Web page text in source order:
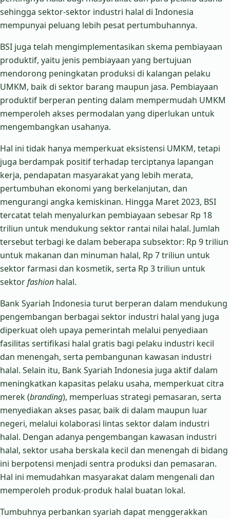
sehingga sektor-sektor industri halal di Indonesia
mempunyai peluang lebih pesat pertumbuhannya.
BSI juga telah mengimplementasikan skema pembiayaan
produktif, yaitu jenis pembiayaan yang bertujuan
mendorong peningkatan produksi di kalangan pelaku
UMKM, baik di sektor barang maupun jasa. Pembiayaan
produktif berperan penting dalam mempermudah UMKM
memperoleh akses permodalan yang diperlukan untuk
mengembangkan usahanya.
Hal ini tidak hanya memperkuat eksistensi UMKM, tetapi
juga berdampak positif terhadap terciptanya lapangan
kerja, pendapatan masyarakat yang lebih merata,
pertumbuhan ekonomi yang berkelanjutan, dan
mengurangi angka kemiskinan. Hingga Maret 2023, BSI
tercatat telah menyalurkan pembiayaan sebesar Rp 18
triliun untuk mendukung sektor rantai nilai halal. Jumlah
tersebut terbagi ke dalam beberapa subsektor: Rp 9 triliun
untuk makanan dan minuman halal, Rp 7 triliun untuk
sektor farmasi dan kosmetik, serta Rp 3 triliun untuk
sektorfashion halal.
Bank Syariah Indonesia turut berperan dalam mendukung
pengembangan berbagai sektor industri halal yang juga
diperkuat oleh upaya pemerintah melalui penyediaan
fasilitas sertifikasi halal gratis bagi pelaku industri kecil
dan menengah, serta pembangunan kawasan industri
halal. Selain itu, Bank Syariah Indonesia juga aktif dalam
meningkatkan kapasitas pelaku usaha, memperkuat citra
merek (branding), memperluas strategi pemasaran, serta
menyediakan akses pasar, baik di dalam maupun luar
negeri, melalui kolaborasi lintas sektor dalam industri
halal. Dengan adanya pengembangan kawasan industri
halal, sektor usaha berskala kecil dan menengah di bidang
ini berpotensi menjadi sentra produksi dan pemasaran.
Hal ini memudahkan masyarakat dalam mengenali dan
memperoleh produk-produk halal buatan lokal.
Tumbuhnya perbankan syariah dapat menggerakkan